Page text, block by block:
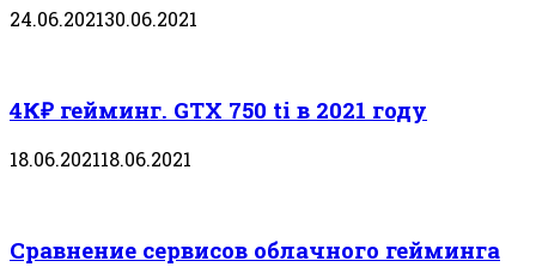
24.06.202130.06.2021
4К₽ гейминг. GTX 750 ti в 2021 году
18.06.202118.06.2021
Сравнение сервисов облачного гейминга